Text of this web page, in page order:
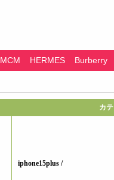
MCM HERMES Burberry
カ
iphone15plus /